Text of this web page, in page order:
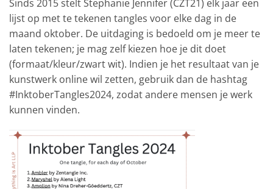
Sinds 2015 stelt Stephanie Jennifer (CZT21) elk jaar een
lijst op met te tekenen tangles voor elke dag in de
maand oktober. De uitdaging is bedoeld om je meer te
laten tekenen; je mag zelf kiezen hoe je dit doet
(formaat/kleur/zwart wit). Indien je het resultaat van je
kunstwerk online wil zetten, gebruik dan de hashtag
#InktoberTangles2024, zodat andere mensen je werk
kunnen vinden.